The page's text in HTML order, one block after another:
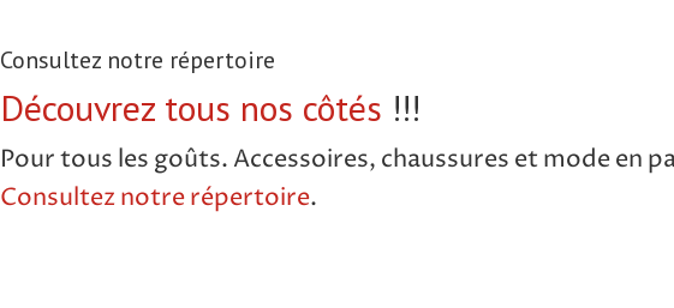
Consultez notre répertoire
Découvrez tous nos côtés !!!
Pour tous les goûts. Accessoires, chaussures et mode en
Consultez notre répertoire.